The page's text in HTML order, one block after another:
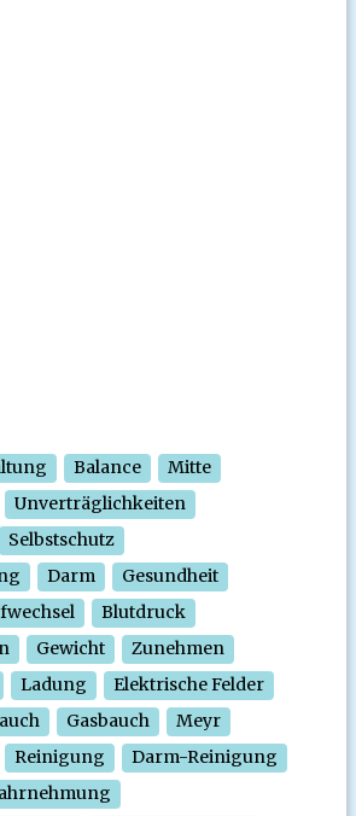
Balance
Mitte
Unverträglichkeiten
Selbstschutz
Darm
Gesundheit
Blutdruck
Gewicht
Zunehmen
Ladung
Elektrische Felder
Gasbauch
Meyr
Reinigung
Darm-Reinigung